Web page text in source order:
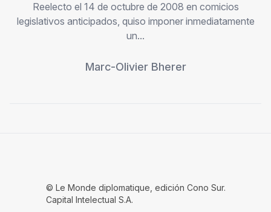
Reelecto el 14 de octubre de 2008 en comicios
legislativos anticipados, quiso imponer inmediatamente
un...
Marc-Olivier Bherer
© Le Monde diplomatique, edición Cono Sur.
Capital Intelectual S.A.